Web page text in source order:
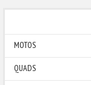
MOTOS
QUADS